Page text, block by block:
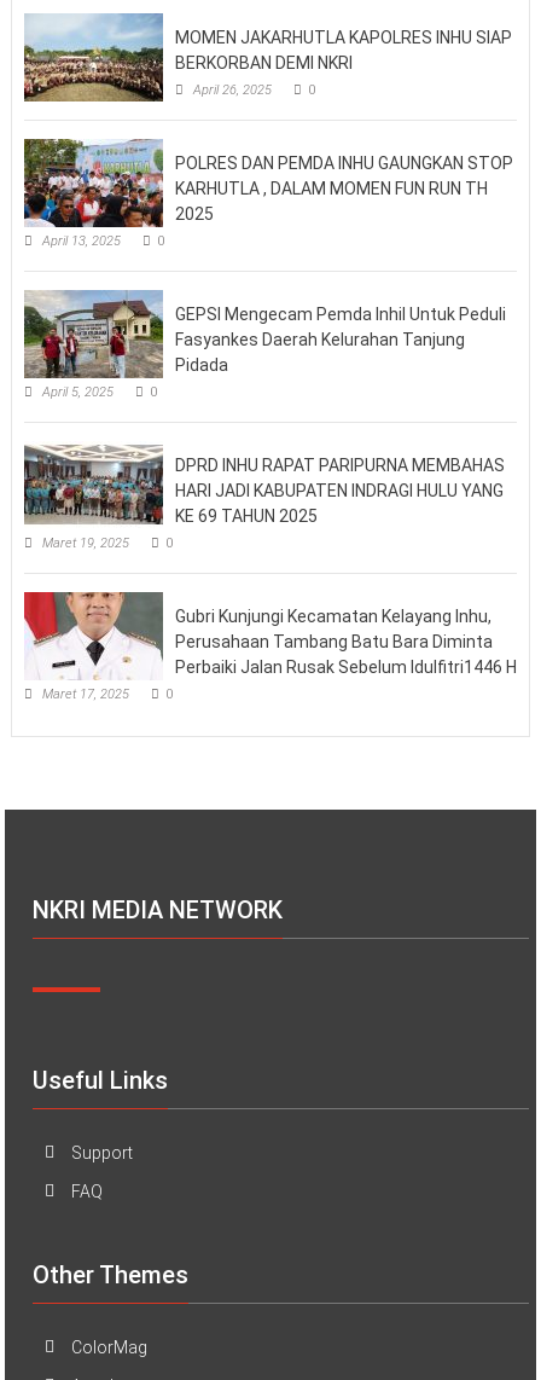
MOMEN JAKARHUTLA KAPOLRES INHU SIAP
BERKORBAN DEMI NKRI
April 26, 2025 0
POLRES DAN PEMDA INHU GAUNGKAN STOP
KARHUTLA , DALAM MOMEN FUN RUN TH
2025
April 13, 2025 0
GEPSI Mengecam Pemda Inhil Untuk Peduli
Fasyankes Daerah Kelurahan Tanjung
Pidada
April 5, 2025 0
DPRD INHU RAPAT PARIPURNA MEMBAHAS
HARI JADI KABUPATEN INDRAGI HULU YANG
KE 69 TAHUN 2025
Maret 19, 2025 0
Gubri Kunjungi Kecamatan Kelayang Inhu,
Perusahaan Tambang Batu Bara Diminta
Perbaiki Jalan Rusak Sebelum Idulfitri1446 H
Maret 17, 2025 0
NKRI MEDIA NETWORK
Useful Links
Support
FAQ
Other Themes
ColorMag